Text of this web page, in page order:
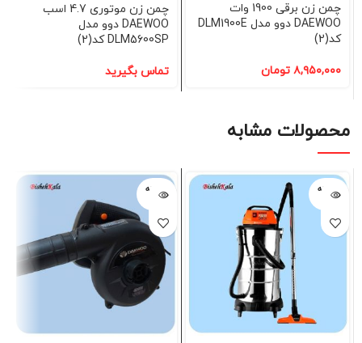
چمن زن برقی 1900 وات
DAEWOO دوو مدل DLM1900E
کد(2)
۸,۹۵۰,۰۰۰ تومان
چمن زن موتوری 4.7 اسب
DAEWOO دوو مدل
DLM5600SP کد(2)
تماس بگیرید
محصولات مشابه
فروخته
شده
فروخته
شده